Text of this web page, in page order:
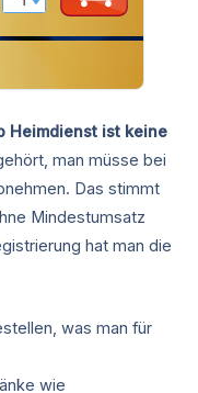
Heimdienst ist keine
man müsse bei
Das stimmt
Mindestumsatz
hat man die
was man für
wie